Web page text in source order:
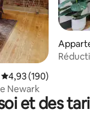
: 4,93 sur 5
Évaluation moyenne
4,93 (190)
Newark
et des